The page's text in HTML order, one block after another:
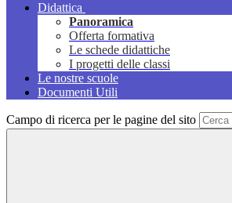
Didattica
Panoramica
Offerta formativa
Le schede didattiche
I progetti delle classi
Le nostre scuole
Documenti Utili
Campo di ricerca per le pagine del sito